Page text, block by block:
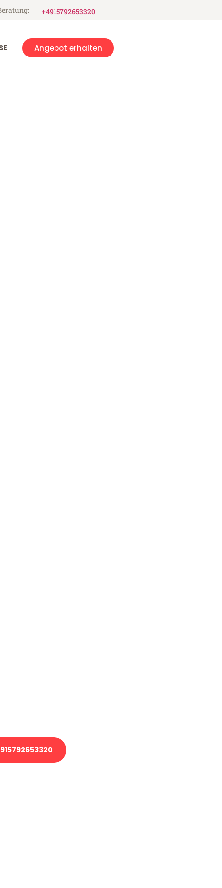
+4915792653320
Angebot erhalten